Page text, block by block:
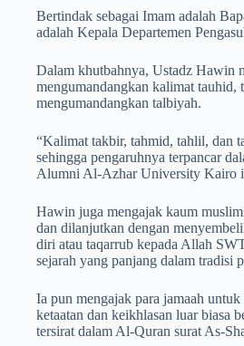
Bertindak sebagai Imam adalah
adalah Kepala Departemen
Dalam khutbahnya, Ustadz Hawin
mengumandangkan kalimat
mengumandangkan talbiyah.
“Kalimat takbir, tahmid, tahlil, dan
sehingga pengaruhnya terpancar
Alumni Al-Azhar University Kairo
Hawin juga mengajak kaum
dan dilanjutkan dengan
diri atau taqarrub kepada Allah
sejarah yang panjang dalam tradisi
Ia pun mengajak para jamaah
ketaatan dan keikhlasan luar biasa
tersirat dalam Al-Quran surat As-